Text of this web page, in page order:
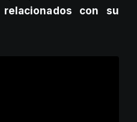
con su